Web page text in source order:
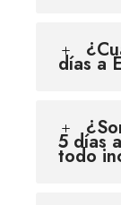
días a
5 días
todo